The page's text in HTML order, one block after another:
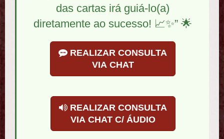
das cartas irá guiá-lo(a)
diretamente ao sucesso! 📈✨” 🌟
REALIZAR CONSULTA
VIA CHAT
REALIZAR CONSULTA
VIA CHAT C/ ÁUDIO